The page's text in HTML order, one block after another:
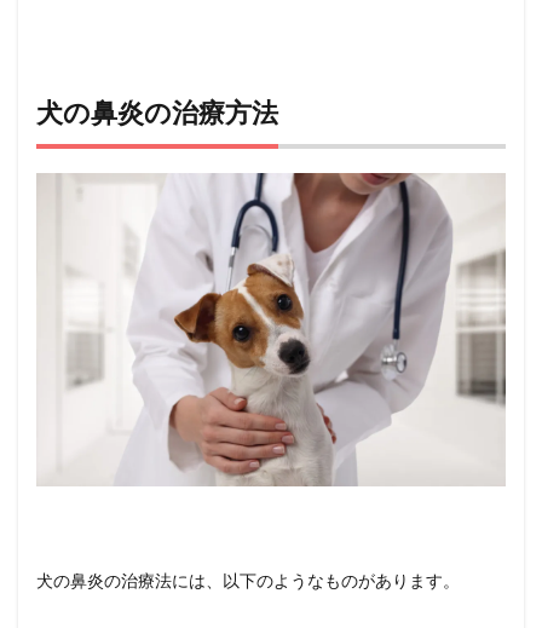
犬の鼻炎の治療方法
犬の鼻炎の治療法には、以下のようなものがあります。